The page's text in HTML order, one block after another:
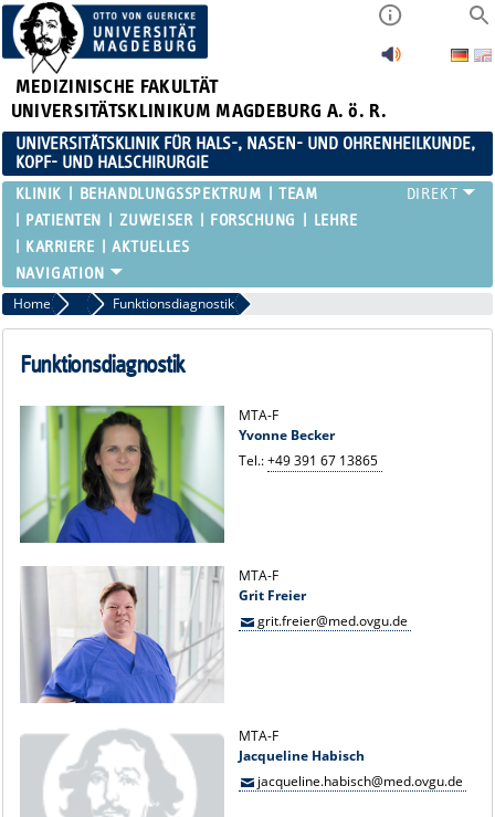
MEDIZINISCHE FAKULTÄT
UNIVERSITÄTSKLINIKUM MAGDEBURG A. ö. R.
UNIVERSITÄTSKLINIK FÜR HALS-, NASEN- UND OHRENHEILKUNDE,
KOPF- UND HALSCHIRURGIE
KLINIK BEHANDLUNGSSPEKTRUM
TEAM
PATIENTEN
ZUWEISER FORSCHUNG
LEHRE
KARRIERE
AKTUELLES
Home Team Funktionsdiagnostik
Funktionsdiagnostik
MTA-F
Yvonne Becker
Tel.:+49 391 67 13865
MTA-F
Grit Freier
grit.freier@med.ovgu.de
MTA-F
Jacqueline Habisch
jacqueline.habisch@med.ovgu.de